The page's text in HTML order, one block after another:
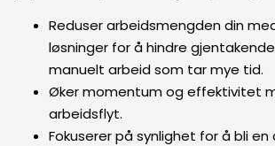
Reduser arbeidsmengden din
løsninger for å hindre
manuelt arbeid som tar mye tid.
Øker momentum og effektivitet
arbeidsflyt.
Fokuserer på synlighet for å bli en